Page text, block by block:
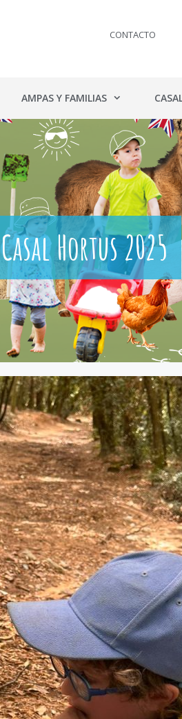
CONTACTO
AMPAS Y FAMILIAS
Casal Hortus 2025